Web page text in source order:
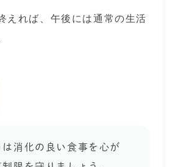
えれば、午後には通常の生活
消化の良い食事を心が